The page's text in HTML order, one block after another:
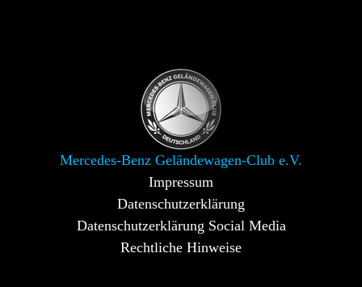
Mercedes-Benz Geländewagen-Club e.V.
Impressum
Datenschutzerklärung
Datenschutzerklärung Social Media
Rechtliche Hinweise